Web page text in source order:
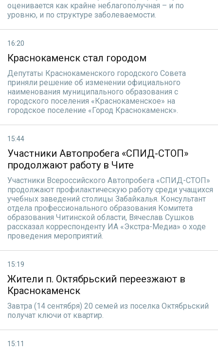
оценивается как крайне неблагополучная – и по
уровню, и по структуре заболеваемости.
16:20
Краснокаменск стал городом
Депутаты Краснокаменского городского Совета
приняли решение об изменении официального
наименования муниципального образования с
городского поселения «Краснокаменское» на
городское поселение «Город Краснокаменск».
15:44
Участники Автопробега «СПИД-СТОП»
продолжают работу в Чите
Участники Всероссийского Автопробега «СПИД-СТОП»
продолжают профилактическую работу среди учащихся
учебных заведений столицы Забайкалья. Консультант
отдела профессионального образования Комитета
образования Читинской области, Вячеслав Сушков
рассказал корреспонденту ИА «Экстра-Медиа» о ходе
проведения мероприятий.
15:19
Жители п. Октябрьский переезжают в
Краснокаменск
Завтра (14 сентября) 20 семей из поселка Октябрьский
получат ключи от квартир.
15:11